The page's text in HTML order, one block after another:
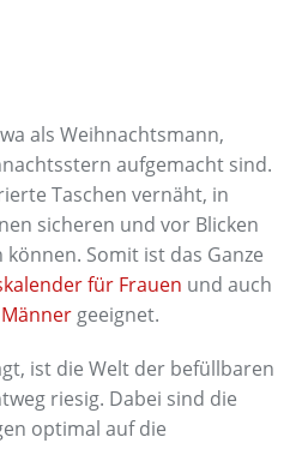
als Weihnachtsmann,
aufgemacht sind.
Taschen vernäht, in
sicheren und vor Blicken
Somit ist das Ganze
für Frauen und auch
geeignet.
ist die Welt der befüllbaren
riesig. Dabei sind die
optimal auf die